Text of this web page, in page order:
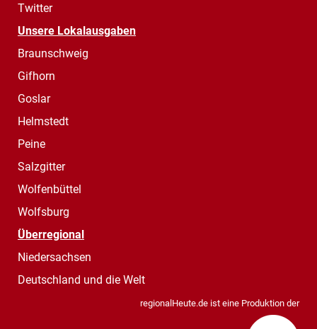
Twitter
Unsere Lokalausgaben
Braunschweig
Gifhorn
Goslar
Helmstedt
Peine
Salzgitter
Wolfenbüttel
Wolfsburg
Überregional
Niedersachsen
Deutschland und die Welt
regionalHeute.de ist eine Produktion der